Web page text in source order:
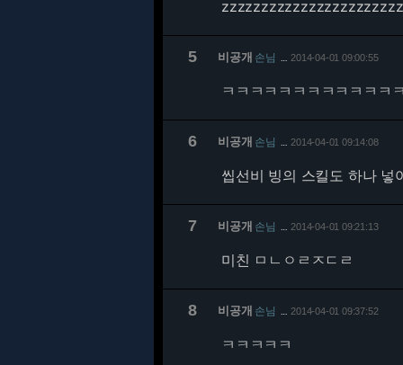
5 비공개 손님 2014-04-01 09:00:55
ㅋㅋㅋㅋㅋㅋㅋㅋㅋㅋㅋㅋ
6 비공개 손님 2014-04-01 09:14:08
씹선비 빙의 스킬도 하나 넣
7 비공개 손님 2014-04-01 09:21:13
미친 ㅁㄴㅇㄹㅈㄷㄹ
8 비공개 손님 2014-04-01 09:37:52
ㅋㅋㅋㅋㅋ